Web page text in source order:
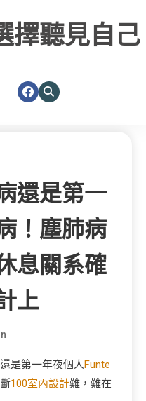
擇聽見自己
還是第一
！塵肺病
息關系確
上
是第一年夜個人Funte
100室內設計難，難在